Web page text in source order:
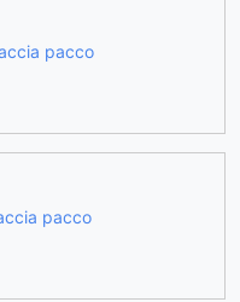
pacco
pacco